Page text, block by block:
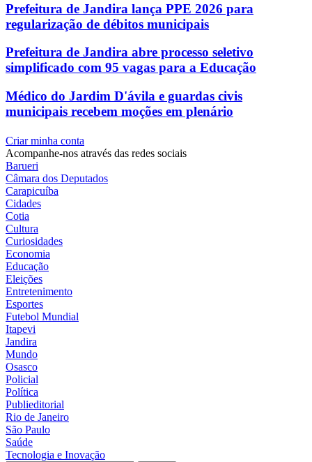
Prefeitura de Jandira lança PPE 2026 para
regularização de débitos municipais
Prefeitura de Jandira abre processo seletivo
simplificado com 95 vagas para a Educação
Médico do Jardim D'ávila e guardas civis
municipais recebem moções em plenário
Criar minha conta
Acompanhe-nos através das redes sociais
Barueri
Câmara dos Deputados
Carapicuíba
Cidades
Cotia
Cultura
Curiosidades
Economia
Educação
Eleições
Entretenimento
Esportes
Futebol Mundial
Itapevi
Jandira
Mundo
Osasco
Policial
Política
Publieditorial
Rio de Janeiro
São Paulo
Saúde
Tecnologia e Inovação